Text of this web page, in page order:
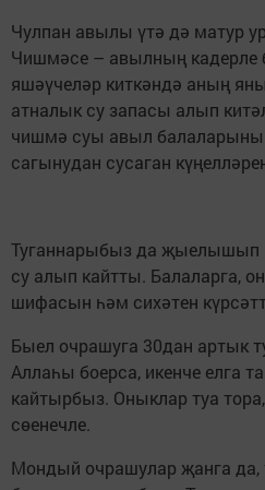
Чулпан авылы үтә дә матур
Чишмәсе – авылның кадерле
яшәүчеләр киткәндә аның
атналык су запасы алып
чишмә суы авыл
сагынудан сусаган
Туганнарыбыз да җыелышып
су алып кайтты. Балаларга,
шифасын һәм сихәтен
Быел очрашуга 30дан артык
Аллаһы боерса, икенче елга
кайтырбыз. Оныклар туа
сөенечле.
Мондый очрашулар җанга да,